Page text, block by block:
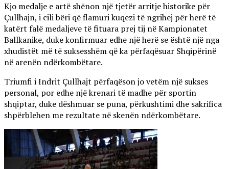
Kjo medalje e artë shënon një tjetër arritje historike për
Çullhajn, i cili bëri që flamuri kuqezi të ngrihej për herë të
katërt falë medaljeve të fituara prej tij në Kampionatet
Ballkanike, duke konfirmuar edhe një herë se është një nga
xhudistët më të suksesshëm që ka përfaqësuar Shqipërinë
në arenën ndërkombëtare.
Triumfi i Indrit Çullhajt përfaqëson jo vetëm një sukses
personal, por edhe një krenari të madhe për sportin
shqiptar, duke dëshmuar se puna, përkushtimi dhe sakrifica
shpërblehen me rezultate në skenën ndërkombëtare.